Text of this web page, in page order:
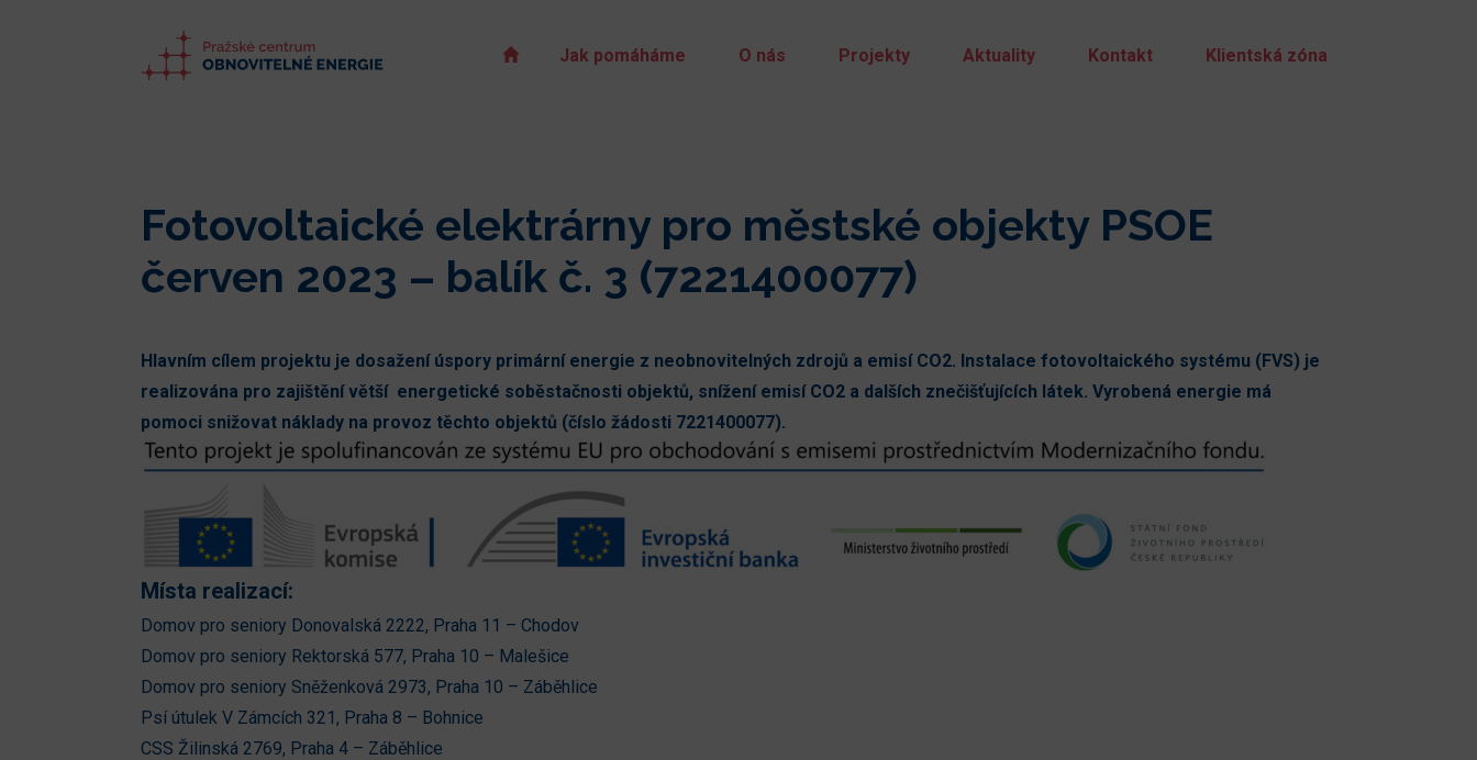
Jak pomáháme O nás Projekty Aktuality Kontakt Klientská zóna
Fotovoltaické elektrárny pro městské objekty PSOE
červen 2023 – balík č. 3 (7221400077)
Hlavním cílem projektu je dosažení úspory primární energie z neobnovitelných zdrojů a emisí CO2. Instalace fotovoltaického systému (FVS) je
realizována pro zajištění větší energetické soběstačnosti objektů, snížení emisí CO2 a dalších znečišťujících látek. Vyrobená energie má
pomoci snižovat náklady na provoz těchto objektů (číslo žádosti 7221400077).
Místa realizací:
Domov pro seniory Donovalská 2222, Praha 11 – Chodov
Domov pro seniory Rektorská 577, Praha 10 – Malešice
Domov pro seniory Sněženková 2973, Praha 10 – Záběhlice
Psí útulek V Zámcích 321, Praha 8 – Bohnice
CSS Žilinská 2769, Praha 4 – Záběhlice